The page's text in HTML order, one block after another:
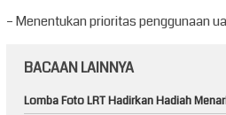
– Menentukan prioritas penggunaan
BACAAN LAINNYA
Lomba Foto LRT Hadirkan Hadiah